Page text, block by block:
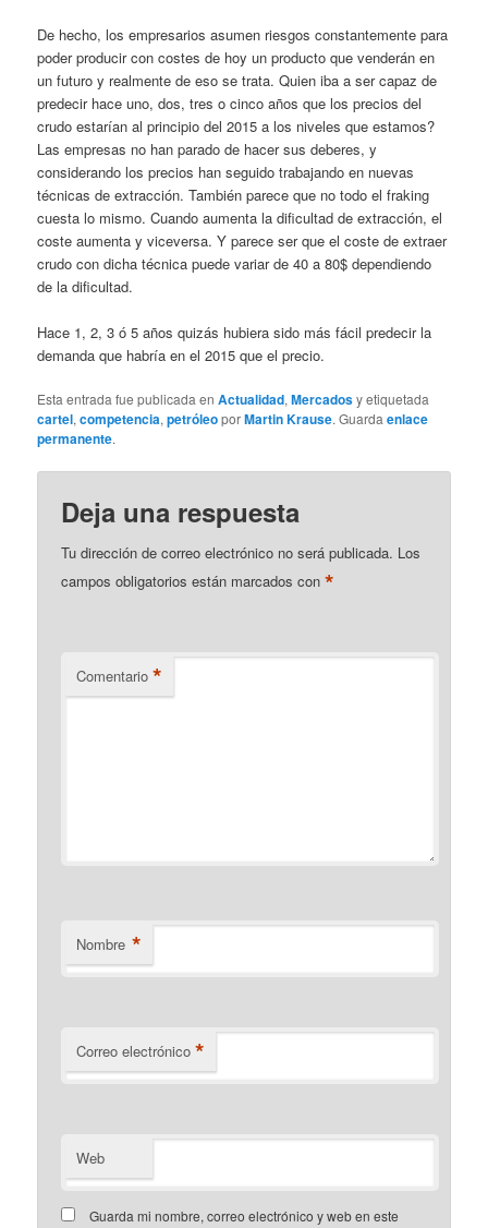
De hecho, los empresarios asumen riesgos constantemente para
poder producir con costes de hoy un producto que venderán en
un futuro y realmente de eso se trata. Quien iba a ser capaz de
predecir hace uno, dos, tres o cinco años que los precios del
crudo estarían al principio del 2015 a los niveles que estamos?
Las empresas no han parado de hacer sus deberes, y
considerando los precios han seguido trabajando en nuevas
técnicas de extracción. También parece que no todo el fraking
cuesta lo mismo. Cuando aumenta la dificultad de extracción, el
coste aumenta y viceversa. Y parece ser que el coste de extraer
crudo con dicha técnica puede variar de 40 a 80$ dependiendo
de la dificultad.
Hace 1, 2, 3 ó 5 años quizás hubiera sido más fácil predecir la
demanda que habría en el 2015 que el precio.
Esta entrada fue publicada enActualidad,Mercadosy etiquetada
cartel,competencia,petróleoporMartin Krause. Guardaenlace
permanente.
Deja una respuesta
Tu dirección de correo electrónico no será publicada. Los
campos obligatorios están marcados con*
Comentario *
Nombre *
Correo electrónico *
Web
Guarda mi nombre, correo electrónico y web en este